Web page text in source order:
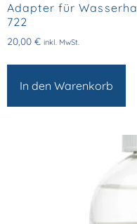
Adapter für
722
20,00 € inkl. MwSt.
In den Warenkorb